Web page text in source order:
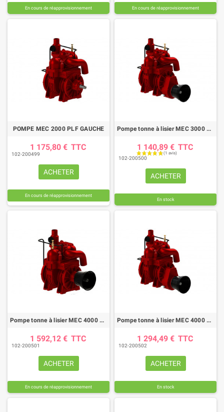
En cours de réapprovisionnement En cours de réapprovisionnement
POMPE MEC 2000 PLF GAUCHE
1 175,80 € TTC
102-200499
ACHETER
En cours de réapprovisionnement
Pompe tonne à lisier MEC 3000 M-LF
1 140,89 € TTC
102-200500
ACHETER
En stock
Pompe tonne à lisier MEC 4000 D LF
1 592,12 € TTC
102-200501
ACHETER
En cours de réapprovisionnement
Pompe tonne à lisier MEC 4000 M-LF
1 294,49 € TTC
102-200502
ACHETER
En stock